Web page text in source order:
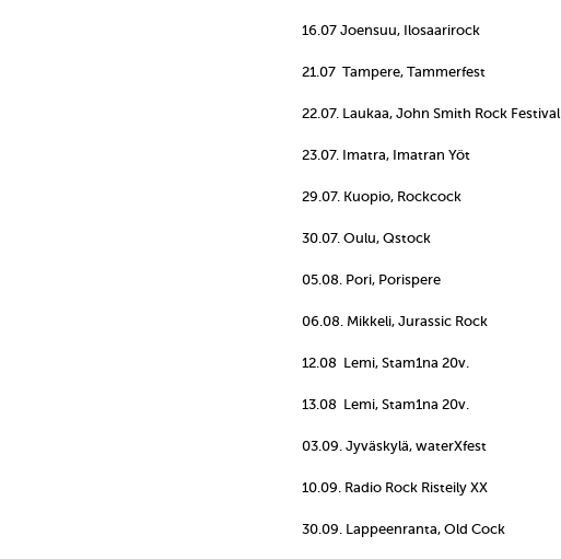
16.07 Joensuu, Ilosaarirock
21.07 Tampere, Tammerfest
22.07. Laukaa, John Smith Rock Festival
23.07. Imatra, Imatran Yöt
29.07. Kuopio, Rockcock
30.07. Oulu, Qstock
05.08. Pori, Porispere
06.08. Mikkeli, Jurassic Rock
12.08 Lemi, Stam1na 20v.
13.08 Lemi, Stam1na 20v.
03.09. Jyväskylä, waterXfest
10.09. Radio Rock Risteily XX
30.09. Lappeenranta, Old Cock